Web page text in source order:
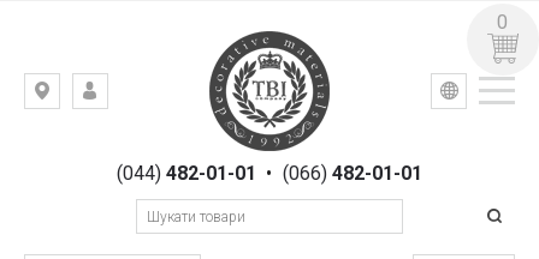
Київ,
Гоголівська,(044)482-01-01 • (066) 482-01-01
УКР РУС
0